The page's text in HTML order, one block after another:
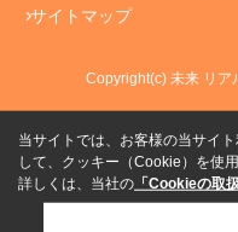
サイトマップ
Copyright(c) 未来 リア
当サイトでは、お客様の当サイ
して、クッキー（Cookie）を使用
詳しくは、当社の 「Cookieの取